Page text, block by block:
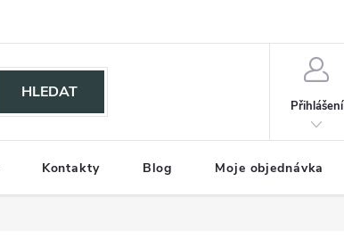
HLEDAT
Přihlášení
Kontakty Blog Moje objednávka